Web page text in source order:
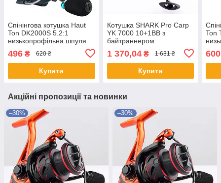
Спінінгова котушка Haut
Ton DK2000S 5.2:1
низькопрофільна шпуля
496 ₴ 620 ₴
Купити
Котушка SHARK Pro Carp
YK 7000 10+1BB з
байтраннером
низькопрофільна шпуля
1 370,04₴ 1 631 ₴
Купити
Ton
600
Акційні пропозиції та новинки
–30% –30%